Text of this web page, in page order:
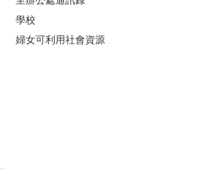
學校
婦女可利用社會資源